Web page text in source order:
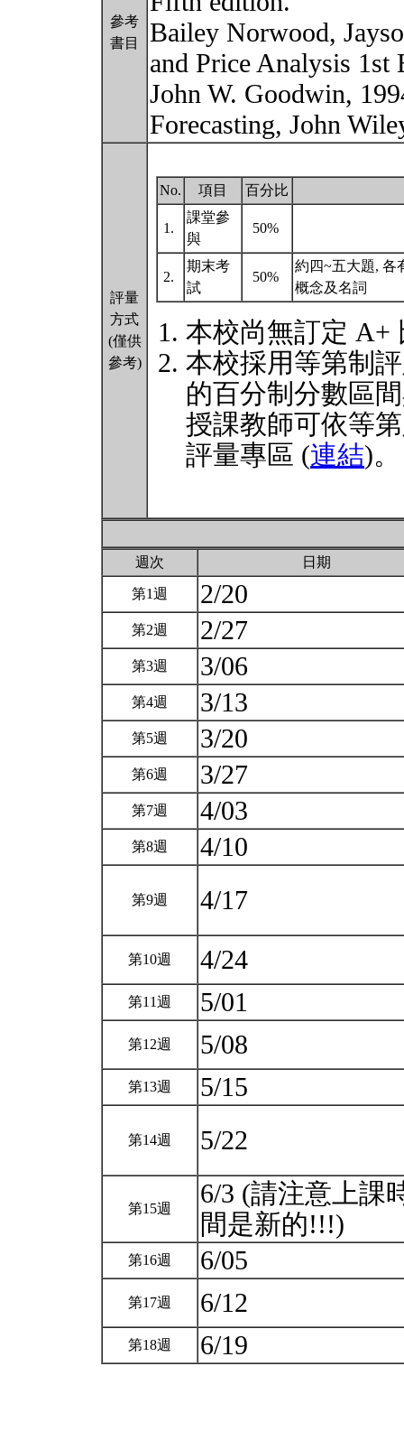
參考
書目
Bailey Norwood,
and Price Analysis 1st
John W. Goodwin,
Forecasting, John
評量
方式
(僅供
參考)
No. 項目 百分比
1.
課堂參
與
50%
2.
期末考
試
50%
約四~五大題, 各
概念及名詞
本校尚無訂定 A+
本校採用等第制
的百分制分數區
授課教師可依等
評量專區 (連結)。
週次 日期
第1週 2/20
第2週 2/27
第3週 3/06
第4週 3/13
第5週 3/20
第6週 3/27
第7週 4/03
第8週 4/10
第9週 4/17
第10週 4/24
第11週 5/01
第12週 5/08
第13週 5/15
第14週 5/22
第15週
6/3 (請注意上課
間是新的!!!)
第16週 6/05
第17週 6/12
第18週 6/19